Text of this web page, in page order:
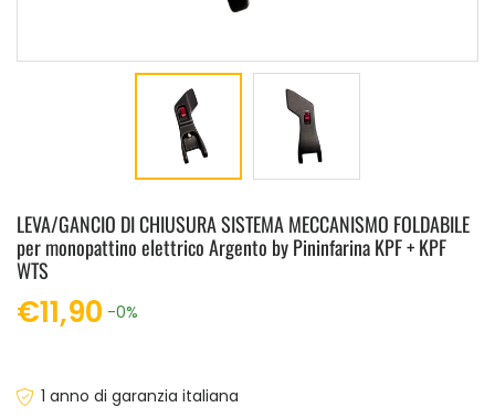
LEVA/GANCIO DI CHIUSURA SISTEMA MECCANISMO FOLDABILE
per monopattino elettrico Argento by Pininfarina KPF + KPF
WTS
€11,90 -0%
1 anno di garanzia italiana